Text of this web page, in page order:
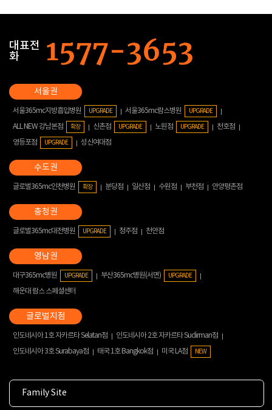
대표전
화
서울365mc지방흡입병원 UPGRADE 서울365mc람스병원 UPGRADE
ALL NEW 강남본점 확장 신촌점 UPGRADE 노원점 UPGRADE
천호점
영등포점
UPGRADE 성신여대점
글로벌365mc인천병원 확장 분당점 일산점 수원점 부천점 안양평촌점
글로벌365mc대전병원 UPGRADE 청주점 천안점
대구365mc병원 UPGRADE 부산365mc병원(서면) UPGRADE
해운대 람스 스페셜센터
인도네시아 1호 자카르타 Selatan점
인도네시아 2호 자카르타 Sudirman점
인도네시아 3호 Surabaya점
태국 1호 Bangkok점 미국 LA점 NEW
Family Site